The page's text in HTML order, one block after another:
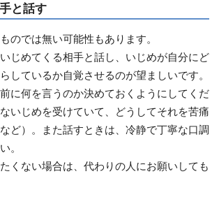
と話す
のでは無い可能性もあります。
じめてくる相手と話し、いじめが自分にど
しているか自覚させるのが望ましいです。
に何を言うのか決めておくようにしてくだ
いじめを受けていて、どうしてそれを苦痛
ど）。また話すときは、冷静で丁寧な口調
。
くない場合は、代わりの人にお願いしても